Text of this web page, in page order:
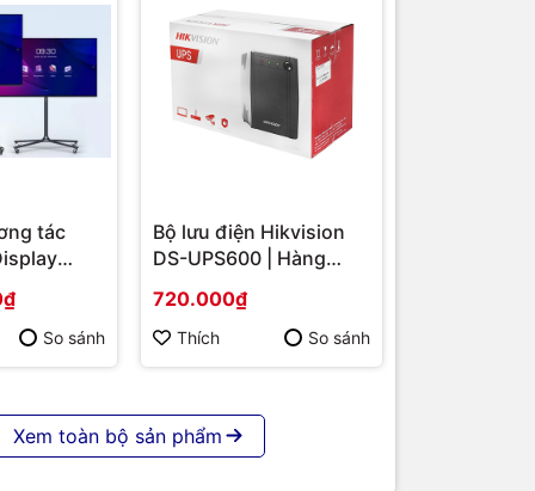
tác
| Cấu
| HàngSo sánh
Bộ lưu điện Hikvision
DS-UPS600 | Hàng
720.000₫
Thích So sánh
Xem toàn bộ sản phẩm